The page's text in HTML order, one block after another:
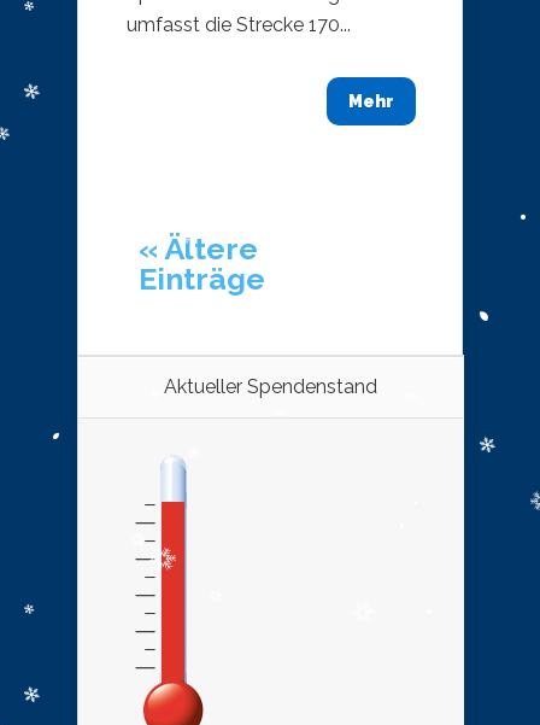
umfasst die Strecke 170...
Mehr
« Ältere
Einträge
Aktueller Spendenstand